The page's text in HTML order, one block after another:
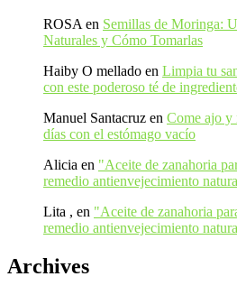
ROSA en Semillas de Moringa:
Naturales y Cómo Tomarlas
Haiby O mellado en Limpia tu
con este poderoso té de
Manuel Santacruz en Come ajo y
días con el estómago vacío
Alicia en "Aceite de zanahoria
remedio antienvejecimiento
Lita , en "Aceite de zanahoria
remedio antienvejecimiento
Archives